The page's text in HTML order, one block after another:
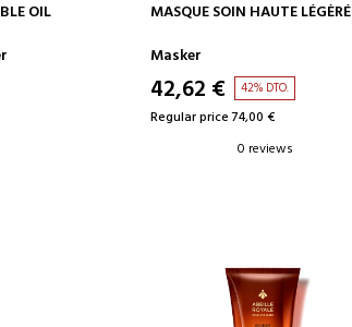
OIL
ADD TO CART
MASQUE SOIN HAUTE LÉGÈRÉ
Masker
42,62 € 42% DTO.
Regular price 74,00 €
0 reviews